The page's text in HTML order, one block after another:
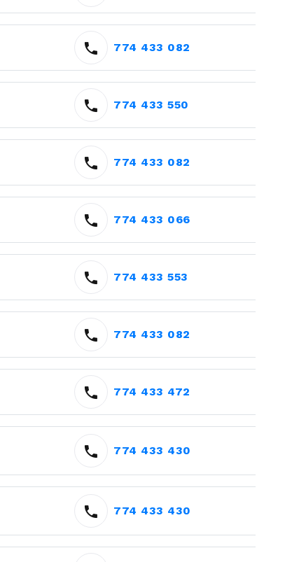
774 433 082
774 433 550
774 433 082
774 433 066
774 433 553
774 433 082
774 433 472
774 433 430
774 433 430